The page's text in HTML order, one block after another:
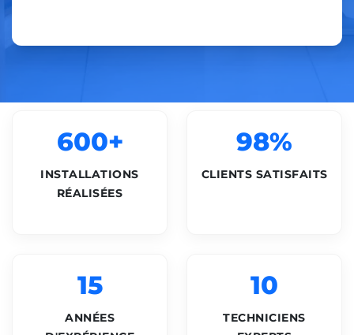
600+
INSTALLATIONS
RÉALISÉES
98%
CLIENTS SATISFAITS
15
ANNÉES
10
TECHNICIENS